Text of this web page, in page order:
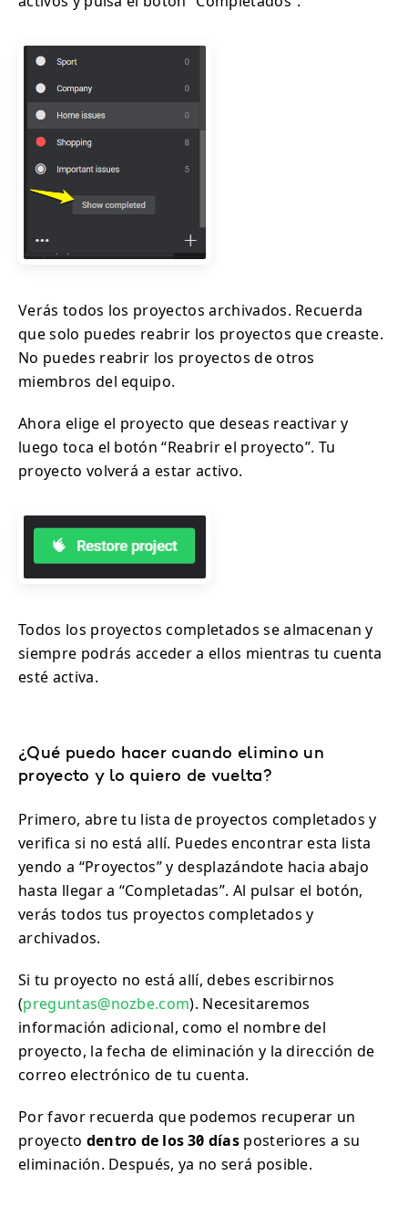
Verás todos los proyectos archivados. Recuerda
que solo puedes reabrir los proyectos que creaste.
No puedes reabrir los proyectos de otros
miembros del equipo.
Ahora elige el proyecto que deseas reactivar y
luego toca el botón “Reabrir el proyecto”. Tu
proyecto volverá a estar activo.
Todos los proyectos completados se almacenan y
siempre podrás acceder a ellos mientras tu cuenta
esté activa.
¿Qué puedo hacer cuando elimino un
proyecto y lo quiero de vuelta?
Primero, abre tu lista de proyectos completados y
verifica si no está allí. Puedes encontrar esta lista
yendo a “Proyectos” y desplazándote hacia abajo
hasta llegar a “Completadas”. Al pulsar el botón,
verás todos tus proyectos completados y
archivados.
Si tu proyecto no está allí, debes escribirnos
(preguntas@nozbe.com). Necesitaremos
información adicional, como el nombre del
proyecto, la fecha de eliminación y la dirección de
correo electrónico de tu cuenta.
Por favor recuerda que podemos recuperar un
proyecto dentro de los 30 díasposteriores a su
eliminación. Después, ya no será posible.